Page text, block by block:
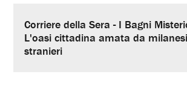
Corriere della Sera - I Bagni
L'oasi cittadina amata da
stranieri